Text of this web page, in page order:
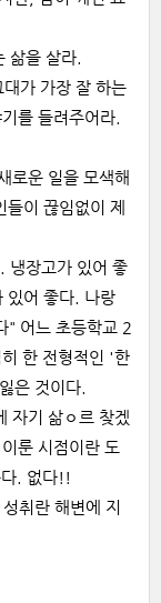
삶을 살라.
가 가장 잘 하는
를 들려주어라.
로운 일을 모색해
이 끊임없이 제
냉장고가 있어 좋
있어 좋다. 나랑
" 어느 초등학교 2
한 전형적인 '한
은 것이다.
자기 삶ㅇ르 찾겠
룬 시점이란 도
. 없다!!
취란 해변에 지